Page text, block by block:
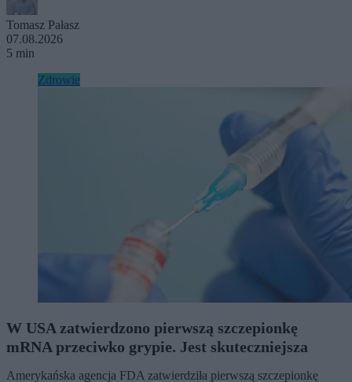
Tomasz Pałasz
07.08.2026
5 min
Zdrowie
W USA zatwierdzono pierwszą szczepionkę
mRNA przeciwko grypie. Jest skuteczniejsza
Amerykańska agencja FDA zatwierdziła pierwszą szczepionkę